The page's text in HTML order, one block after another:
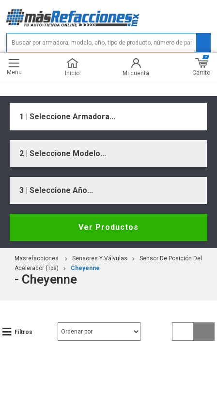
Menu Inicio Mi cuenta Carrito
0
1 | Seleccione Armadora...
2 | Seleccione Modelo...
3 | Seleccione Año...
Ver Productos
Masrefacciones Sensores Y Válvulas
Sensor De Posición Del
Acelerador (Tps)
Cheyenne
- Cheyenne
Filtros